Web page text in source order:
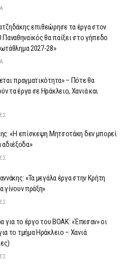
επιθεώρησε τα έργα στον
Παναθηναϊκός θα παίξει στο γήπεδο
2027-28»
πραγματικότητα» – Πότε θα
τα έργα σε Ηράκλειο, Χανιά και
«Η επίσκεψη Μητσοτάκη δεν μπορεί
αδιέξοδα»
«Τα μεγάλα έργα στην Κρήτη
γίνουν πράξη»
για το έργο του ΒΟΑΚ: «Έπεσαν» οι
το τμήμα Ηράκλειο – Χανιά